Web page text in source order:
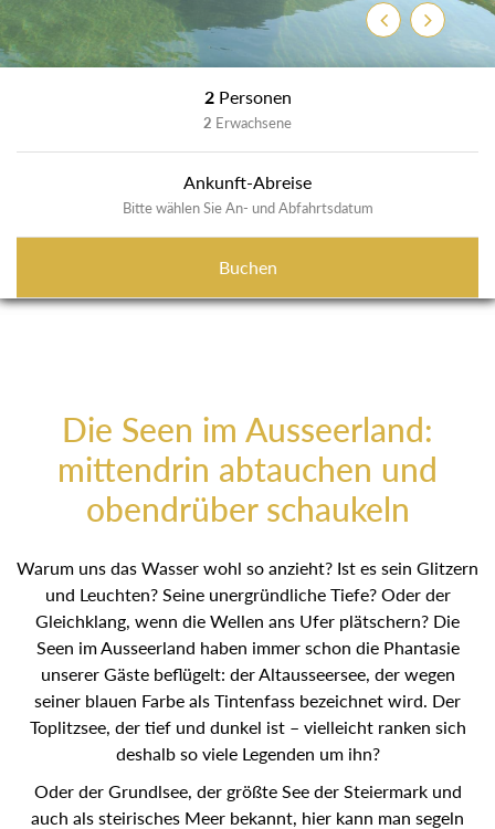
ZurückWeiter
2 Personen
2 Erwachsene
Ankunft-Abreise
Bitte wählen Sie An- und Abfahrtsdatum
Buchen
Die Seen im Ausseerland:
mittendrin abtauchen und
obendrüber schaukeln
Warum uns das Wasser wohl so anzieht? Ist es sein Glitzern
und Leuchten? Seine unergründliche Tiefe? Oder der
Gleichklang, wenn die Wellen ans Ufer plätschern? Die
Seen im Ausseerland haben immer schon die Phantasie
unserer Gäste beflügelt: der Altausseersee, der wegen
seiner blauen Farbe als Tintenfass bezeichnet wird. Der
Toplitzsee, der tief und dunkel ist – vielleicht ranken sich
deshalb so viele Legenden um ihn?
Oder der Grundlsee, der größte See der Steiermark und
auch als steirisches Meer bekannt, hier kann man segeln